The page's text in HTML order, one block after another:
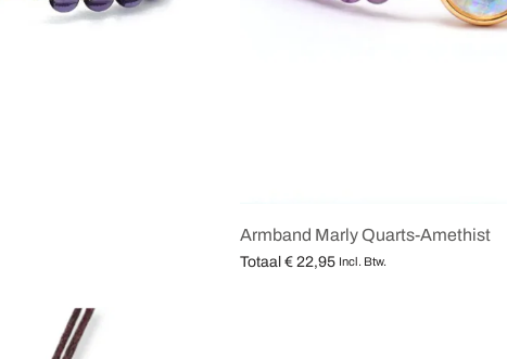
Armband Marly Quarts-Amethist
Totaal € 22,95 Incl. Btw.